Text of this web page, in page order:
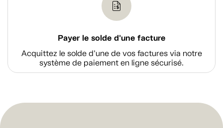
Payer le solde d'une facture
Acquittez le solde d’une de vos factures via notre
système de paiement en ligne sécurisé.